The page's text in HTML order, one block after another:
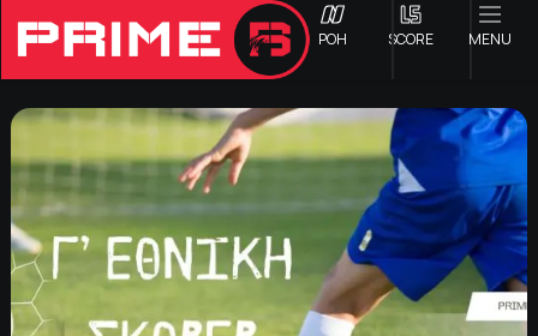
ΡΟΗ SCORE MENU
ΟΦΗ
Γ ΕΘΝΙΚΗ
Α1 ΕΠΣΗ